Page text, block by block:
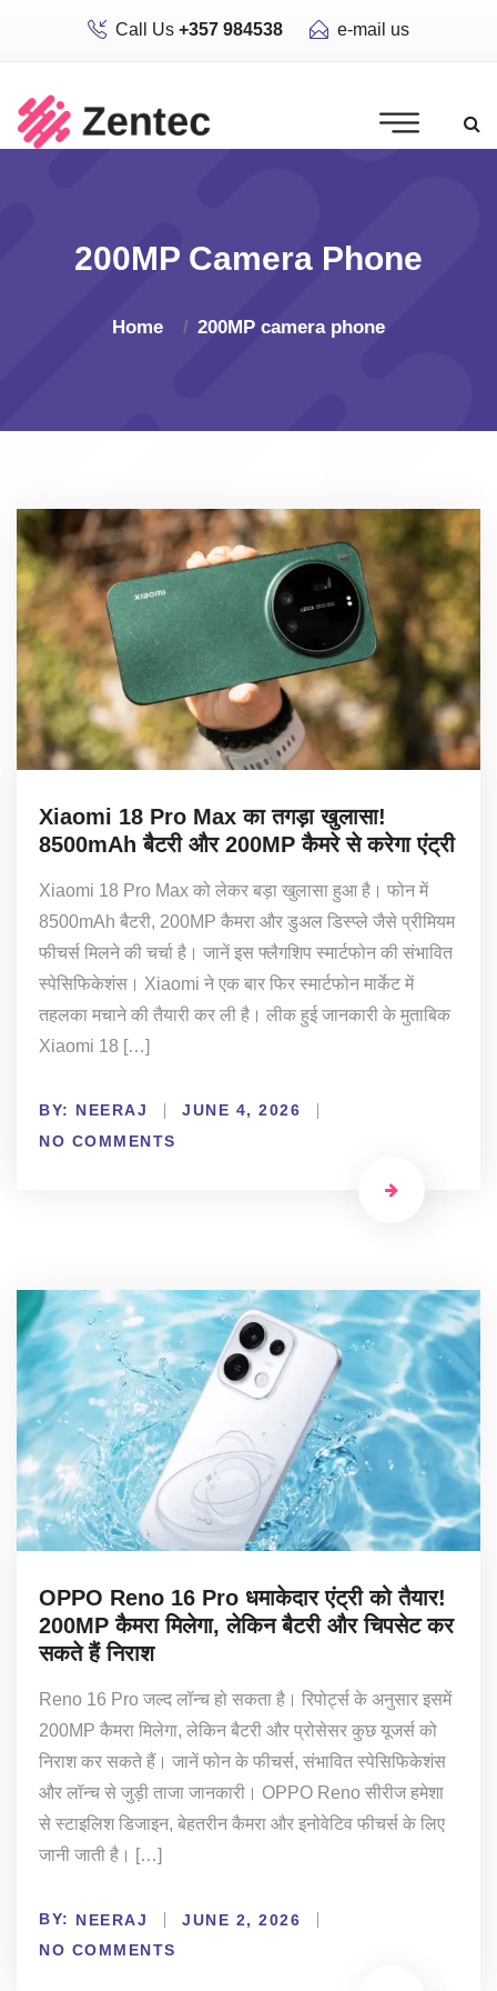
Call Us +357 984538 e-mail us
200MP Camera Phone
Home 200MP camera phone
Xiaomi 18 Pro Max का तगड़ा खुलासा!
8500mAh बैटरी और 200MP कैमरे से करेगा एंट्री
Xiaomi 18 Pro Max को लेकर बड़ा खुलासा हुआ है। फोन में
8500mAh बैटरी, 200MP कैमरा और डुअल डिस्प्ले जैसे प्रीमियम
फीचर्स मिलने की चर्चा है। जानें इस फ्लैगशिप स्मार्टफोन की संभावित
स्पेसिफिकेशंस। Xiaomi ने एक बार फिर स्मार्टफोन मार्केट में
तहलका मचाने की तैयारी कर ली है। लीक हुई जानकारी के मुताबिक
Xiaomi 18 […]
BY: NEERAJ
JUNE 4, 2026
NO COMMENTS
OPPO Reno 16 Pro धमाकेदार एंट्री को तैयार!
200MP कैमरा मिलेगा, लेकिन बैटरी और चिपसेट कर
सकते हैं निराश
Reno 16 Pro जल्द लॉन्च हो सकता है। रिपोर्ट्स के अनुसार इसमें
200MP कैमरा मिलेगा, लेकिन बैटरी और प्रोसेसर कुछ यूजर्स को
निराश कर सकते हैं। जानें फोन के फीचर्स, संभावित स्पेसिफिकेशंस
और लॉन्च से जुड़ी ताजा जानकारी। OPPO Reno सीरीज हमेशा
से स्टाइलिश डिजाइन, बेहतरीन कैमरा और इनोवेटिव फीचर्स के लिए
जानी जाती है। […]
BY: NEERAJ
JUNE 2, 2026
NO COMMENTS